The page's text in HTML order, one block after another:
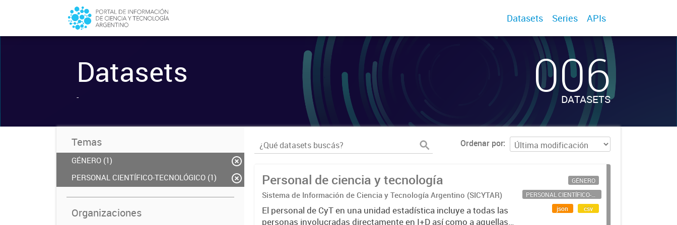
Datasets Series APIs
Datasets
- 006
DATASETS
Temas
GÉNERO (1)
PERSONAL CIENTÍFICO-TECNOLÓGICO (1)
Organizaciones
Ordenar por
Personal de ciencia y tecnología
Sistema de Información de Ciencia y Tecnología Argentino (SICYTAR)
El personal de CyT en una unidad estadística incluye a todas las
personas involucradas directamente en I+D así como a aquellas
GÉNERO
PERSONAL CIENTÍFICO-TECNOLÓGICO
json
csv